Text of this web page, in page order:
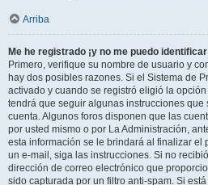
Arriba
Me he registrado ¡y no me puedo
Primero, verifique su nombre de usuario y
hay dos posibles razones. Si el Sistema de
activado y cuando se registró eligió la opción
tendrá que seguir algunas instrucciones que
cuenta. Algunos foros disponen que las
por usted mismo o por La Administración,
esta información se le brindará al finalizar el
un e-mail, siga las instrucciones. Si no
dirección de correo electrónico que
sido capturada por un filtro anti-spam. Si